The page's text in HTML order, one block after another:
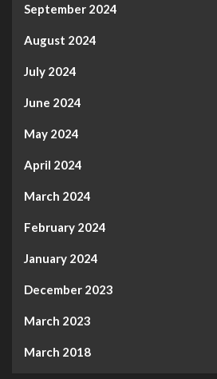
September 2024
August 2024
July 2024
June 2024
May 2024
April 2024
March 2024
February 2024
January 2024
December 2023
March 2023
March 2018